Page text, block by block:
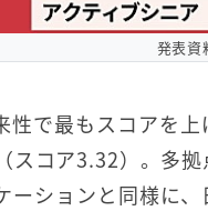
発表資
性で最もスコアを
スコア3.32）。多
ーションと同様に